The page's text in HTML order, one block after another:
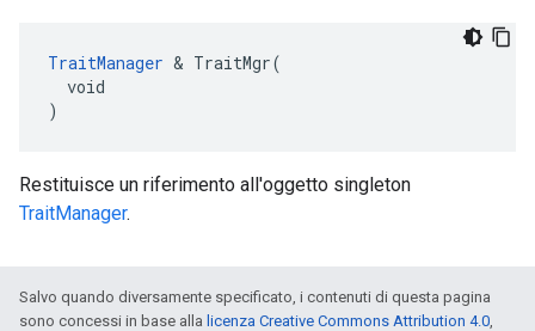
TraitManager & TraitMgr(
  void
)
Restituisce un riferimento all'oggetto singleton
TraitManager.
Salvo quando diversamente specificato, i contenuti di questa pagina
sono concessi in base alla licenza Creative Commons Attribution 4.0,